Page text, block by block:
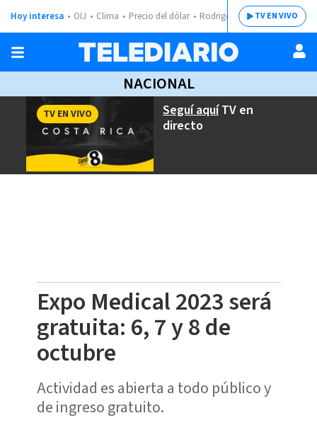
Hoy interesa OIJ Clima Precio del dólar Rodrigo ChavesTV EN VIVO
NACIONAL
Seguí aquíTV en
directo
TV EN VIVO
Expo Medical 2023 será
gratuita: 6, 7 y 8 de
octubre
Actividad es abierta a todo público y
de ingreso gratuito.